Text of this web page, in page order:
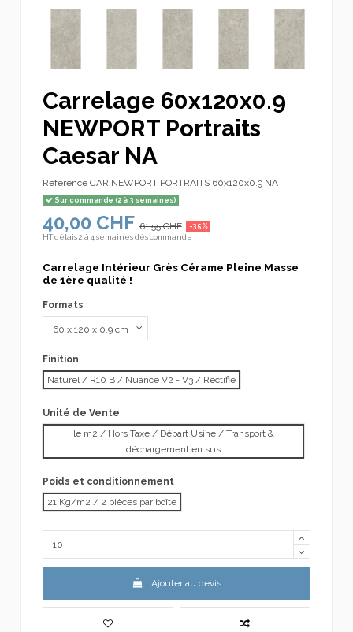
Carrelage 60x120x0.9
NEWPORT Portraits
Caesar NA
Référence CAR NEWPORT PORTRAITS 60x120x0.9 NA
Sur commande (2 à 3 semaines)
40,00 CHF 61,55 CHF -35%
HTdélais 2 à 4 semaines dès commande
Carrelage Intérieur Grès Cérame Pleine Masse
de 1ère qualité !
Formats
Finition
Naturel / R10 B / Nuance V2 - V3 / Rectifié
Unité de Vente
le m2 / Hors Taxe / Départ Usine / Transport &
déchargement en sus
Poids et conditionnement
21 Kg/m2 / 2 pièces par boîte
Ajouter au devis